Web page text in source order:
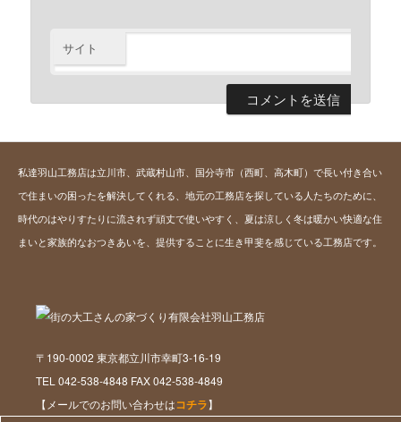
サイト
私達羽山工務店は立川市、武蔵村山市、国分寺市（西町、高木町）で長い付き合い
で住まいの困ったを解決してくれる、地元の工務店を探している人たちのために、
時代のはやりすたりに流されず頑丈で使いやすく、夏は涼しく冬は暖かい快適な住
まいと家族的なおつきあいを、提供することに生き甲斐を感じている工務店です。
〒190-0002 東京都立川市幸町3-16-19
TEL 042-538-4848 FAX 042-538-4849
【メールでのお問い合わせはコチラ】